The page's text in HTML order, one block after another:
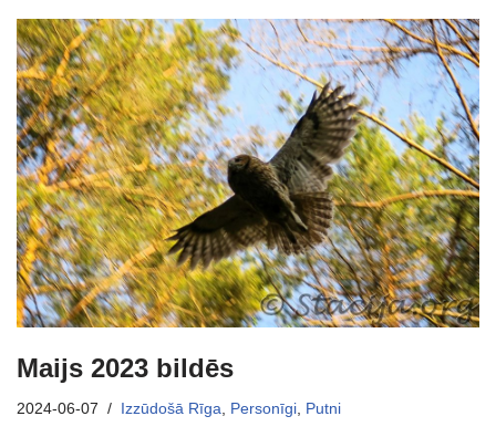
Maijs 2023 bildēs
2024-06-07 Izzūdošā Rīga Personīgi Putni